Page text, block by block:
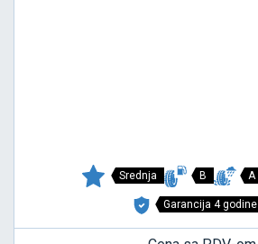
Srednja B A
Garancija 4 godine